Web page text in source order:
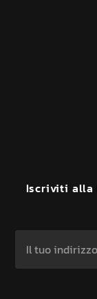
Iscriviti alla